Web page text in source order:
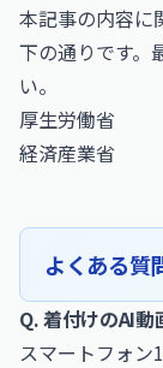
本記事の内容に
下の通りです。
い。
厚生労働省
経済産業省
よくある質
Q. 着付けのAI
スマートフォン